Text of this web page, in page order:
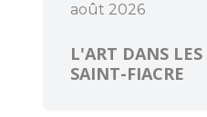
août 2026
L'ART DANS
SAINT-FIACRE